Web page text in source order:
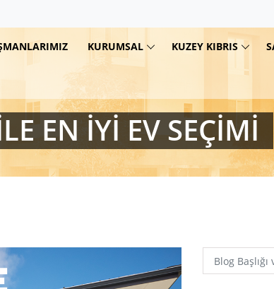
KURUMSAL KUZEY KIBRIS
EN İYI EV SEÇIMI